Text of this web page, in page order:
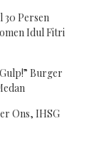
30 Persen
Idul Fitri
Burger
Ons, IHSG